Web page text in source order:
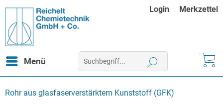
Login Merkzettel
Menü
Rohr aus glasfaserverstärktem Kunststoff (GFK)